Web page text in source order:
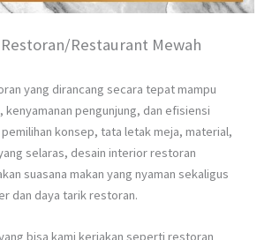
Restaurant Mewah
yang dirancang secara tepat mampu
kenyamanan pengunjung, dan efisiensi
konsep, tata letak meja, material,
selaras, desain interior restoran
suasana makan yang nyaman sekaligus
dan daya tarik restoran.
bisa kami kerjakan seperti restoran